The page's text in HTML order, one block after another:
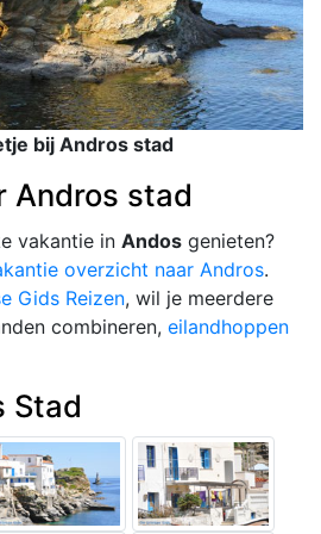
bij Andros stad
Andros stad
vakantie in Andos genieten?
overzicht naar Andros.
Gids Reizen, wil je meerdere
combineren, eilandhoppen
Stad